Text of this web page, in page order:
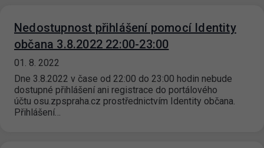
Nedostupnost přihlášení pomocí Identity
občana 3.8.2022 22:00-23:00
01. 8. 2022
Dne 3.8.2022 v čase od 22:00 do 23:00 hodin nebude
dostupné přihlášení ani registrace do portálového
účtu osu.zpspraha.cz prostřednictvím Identity občana.
Přihlášení…